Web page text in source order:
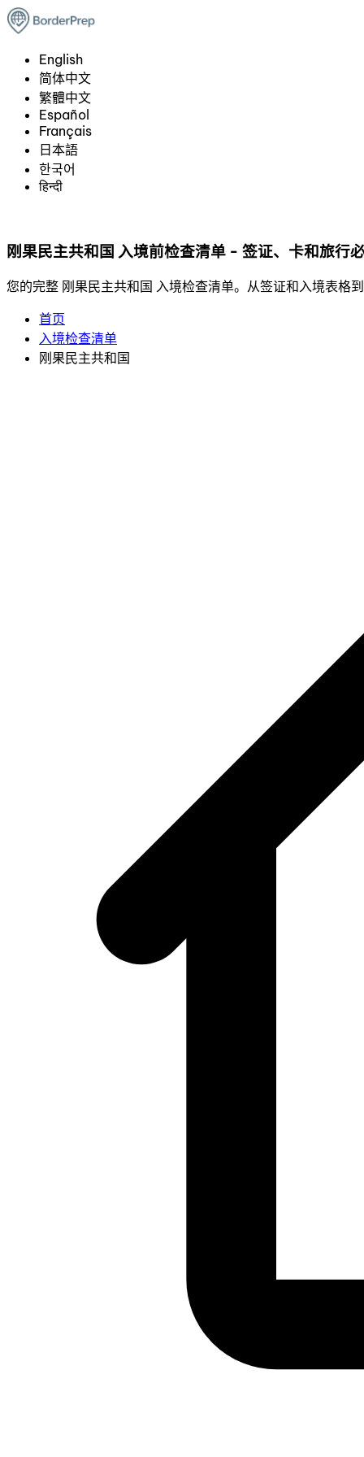
English
简体中文
繁體中文
Español
Français
日本語
한국어
हिन्दी
刚果民主共和国 入境前检查清单 - 签证、卡和旅行
您的完整 刚果民主共和国 入境检查清单。从签证和入境表格
首页
入境检查清单
刚果民主共和国